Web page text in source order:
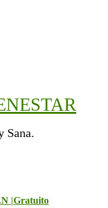
Sana.
|Gratuito